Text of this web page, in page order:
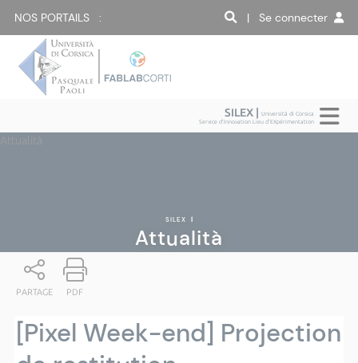
NOS PORTAILS : | Se connecter
SILEX |Università di Corsica
Service d'Innovation Lieu d'EXpérimentation
Attualità
SILEX |
Attualità
PARTAGE PDF
[Pixel Week-end] Projection